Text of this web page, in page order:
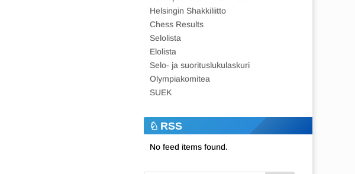
Helsingin Shakkiliitto
Chess Results
Selolista
Elolista
Selo- ja suorituslukulaskuri
Olympiakomitea
SUEK
RSS
No feed items found.